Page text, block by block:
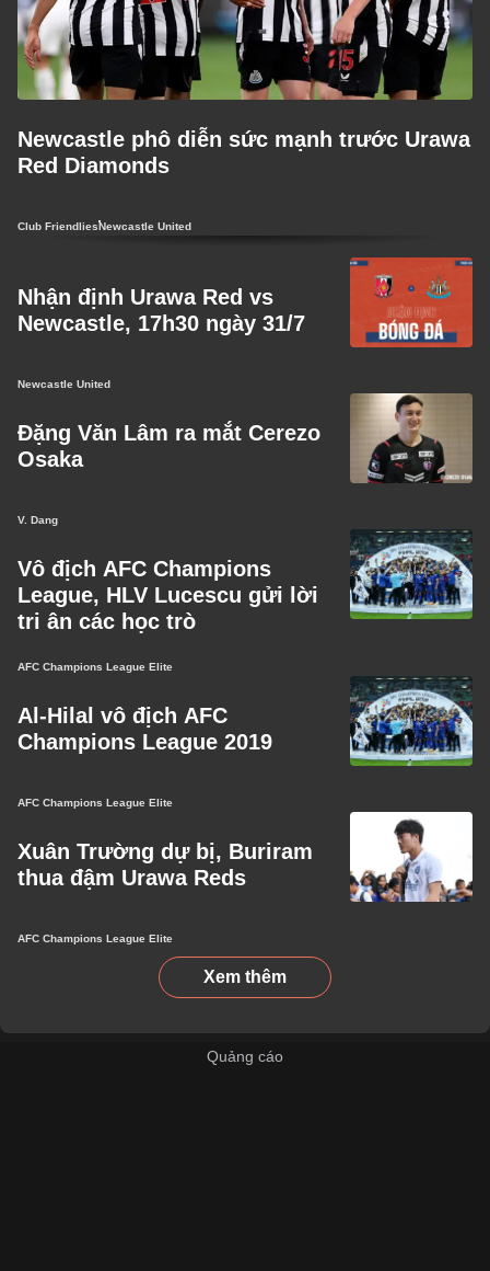
Newcastle phô diễn sức mạnh trước Urawa
Red Diamonds
Club FriendliesNewcastle United
Nhận định Urawa Red vs
Newcastle, 17h30 ngày 31/7
Newcastle United
Đặng Văn Lâm ra mắt Cerezo
Osaka
V. Dang
Vô địch AFC Champions
League, HLV Lucescu gửi lời
tri ân các học trò
AFC Champions League Elite
Al-Hilal vô địch AFC
Champions League 2019
AFC Champions League Elite
Xuân Trường dự bị, Buriram
thua đậm Urawa Reds
AFC Champions League Elite
Xem thêm